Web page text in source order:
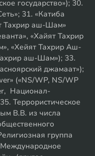
государство»); 30.
31. «Катиба
Тахрир аш-Шам»
«Хайят Тахрир
«Хейят Тахрир Аш-
аш-Шам»); 33.
джамаат»);
(«NS/WP, NS/WP
Национал-
Террористическое
В.В. из числа
группа
Международное